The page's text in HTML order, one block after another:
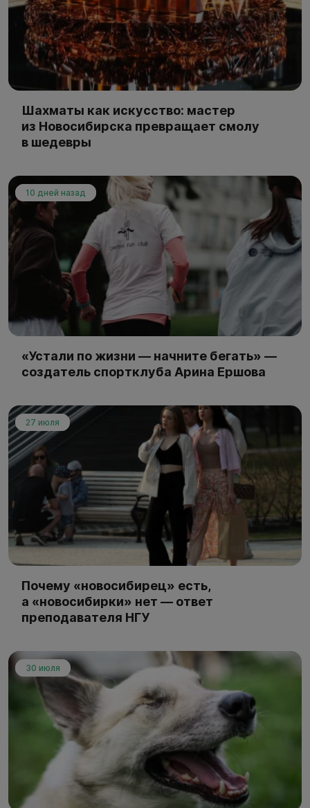
Шахматы как искусство: мастер
из Новосибирска превращает смолу
в шедевры
10 дней назад
«Устали по жизни — начните бегать» —
создатель спортклуба Арина Ершова
27 июля
Почему «новосибирец» есть,
а «новосибирки» нет — ответ
преподавателя НГУ
30 июля